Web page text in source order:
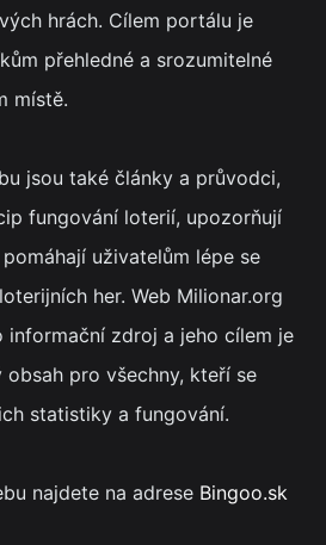
hrách. Cílem portálu je
přehledné a srozumitelné
místě.
jsou také články a průvodci,
fungování loterií, upozorňují
uživatelům lépe se
her. Web Milionar.org
informační zdroj a jeho cílem je
pro všechny, kteří se
statistiky a fungování.
najdete na adrese Bingoo.sk